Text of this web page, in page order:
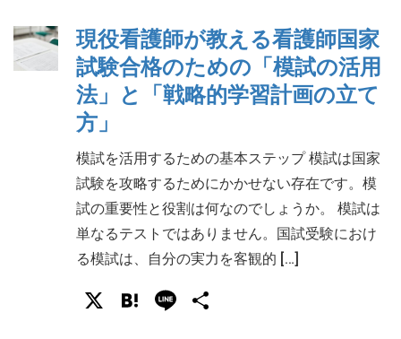
現役看護師が教える看護師国家
試験合格のための「模試の活用
法」と「戦略的学習計画の立て
方」
模試を活用するための基本ステップ 模試は国家
試験を攻略するためにかかせない存在です。模
試の重要性と役割は何なのでしょうか。 模試は
単なるテストではありません。国試受験におけ
る模試は、自分の実力を客観的 […]
X Hatena
Line